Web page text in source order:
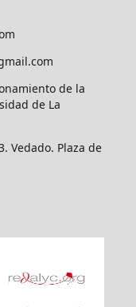
de la
de La
Vedado. Plaza de